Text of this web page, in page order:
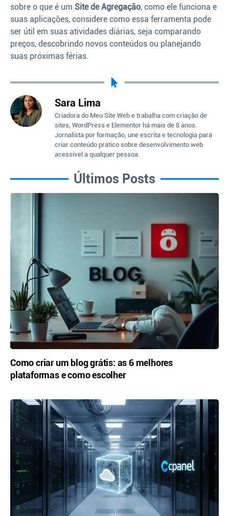
sobre o que é um Site de Agregação, como ele funciona e
suas aplicações, considere como essa ferramenta pode
ser útil em suas atividades diárias, seja comparando
preços, descobrindo novos conteúdos ou planejando
suas próximas férias.
Sara Lima
Criadora do Meu Site Web e trabalha com criação de
sites, WordPress e Elementor há mais de 8 anos.
Jornalista por formação, une escrita e tecnologia para
criar conteúdo prático sobre desenvolvimento web
acessível a qualquer pessoa.
Últimos Posts
Como criar um blog grátis: as 6 melhores
plataformas e como escolher